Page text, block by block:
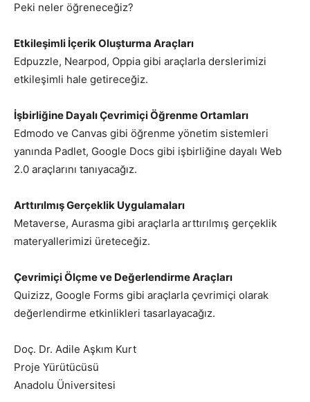
Peki neler öğreneceğiz?
Etkileşimli İçerik Oluşturma Araçları
Edpuzzle, Nearpod, Oppia gibi araçlarla derslerimizi
etkileşimli hale getireceğiz.
İşbirliğine Dayalı Çevrimiçi Öğrenme Ortamları
Edmodo ve Canvas gibi öğrenme yönetim sistemleri
yanında Padlet, Google Docs gibi işbirliğine dayalı Web
2.0 araçlarını tanıyacağız.
Arttırılmış Gerçeklik Uygulamaları
Metaverse, Aurasma gibi araçlarla arttırılmış gerçeklik
materyallerimizi üreteceğiz.
Çevrimiçi Ölçme ve Değerlendirme Araçları
Quizizz, Google Forms gibi araçlarla çevrimiçi olarak
değerlendirme etkinlikleri tasarlayacağız.
Doç. Dr. Adile Aşkım Kurt
Proje Yürütücüsü
Anadolu Üniversitesi